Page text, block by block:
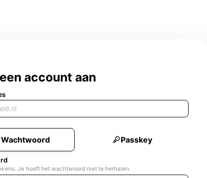
account aan
Wachtwoord Passkey
Je hoeft het wachtwoord niet te herhalen.